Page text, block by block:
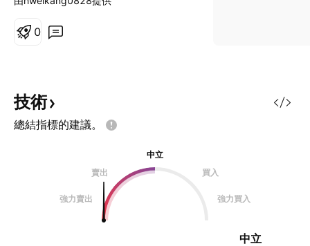
0
技術
總結指標的建議。
中立
賣出
買入
強力賣出 強力買入
中立